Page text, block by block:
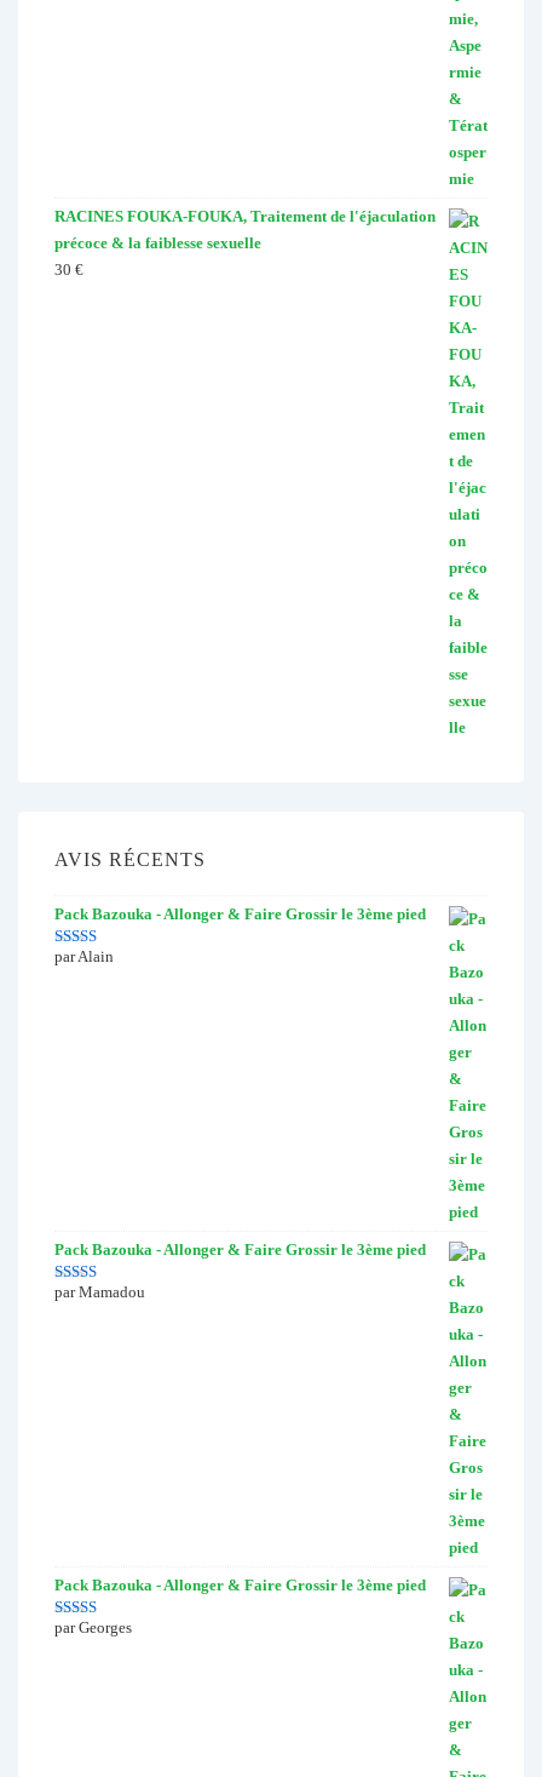
RACINES FOUKA-FOUKA, Traitement de l'éjaculation
précoce & la faiblesse sexuelle
30 €
AVIS RÉCENTS
Pack Bazouka - Allonger & Faire Grossir le 3ème pied
Note5sur 5
par Alain
Pack Bazouka - Allonger & Faire Grossir le 3ème pied
Note5sur 5
par Mamadou
Pack Bazouka - Allonger & Faire Grossir le 3ème pied
Note5sur 5
par Georges